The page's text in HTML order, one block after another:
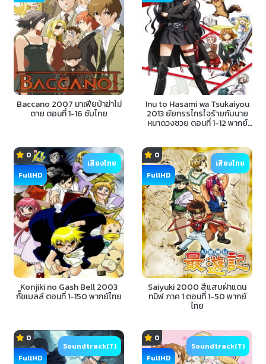
Baccano 2007 มาเฟียบ้าฆ่าไม่
ตาย ตอนที่ 1-16 ซับไทย
Inu to Hasami wa Tsukaiyou
2013 ยัยกรรไกรใจร้ายกับนาย
หมาดวงซวย ตอนที่ 1-12 พากย์
0
FullHD
เสียงไทย
Konjiki no Gash Bell 2003
กั๊ชเบลล์ ตอนที่ 1-150 พากย์ไทย
0
FullHD
เสียงไทย
Saiyuki 2000 สี่แสบฝ่าแดน
ทมิฬ ภาค 1 ตอนที่ 1-50 พากย์
ไทย
0
FullHD
Soundtrack(T)
0
FullHD
Soundtrack(T)